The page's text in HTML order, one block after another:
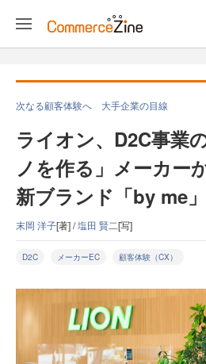
次なる顧客体験へ 大手企業の目線
ライオン、D2C事業
ノを作る」メーカー
新ブランド「by me
末岡 洋子[著] /塩田 賢二[写]
D2C メーカーEC 顧客体験（CX）